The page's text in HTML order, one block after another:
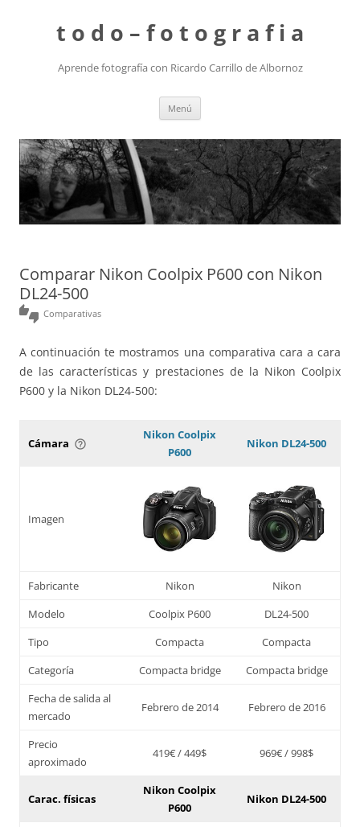
t o d o – f o t o g r a f i a
Aprende fotografía con Ricardo Carrillo de Albornoz
Menú
Comparar Nikon Coolpix P600 con Nikon
DL24-500
thumbs_up_down Comparativas
A continuación te mostramos una comparativa cara a cara
de las características y prestaciones de la Nikon Coolpix
P600 y la Nikon DL24-500:
Cámara help_outline
Nikon Coolpix
P600
Nikon DL24-500
Imagen
Fabricante Nikon
Nikon
Modelo
Coolpix P600
DL24-500
Tipo
Compacta
Compacta
Categoría
Compacta bridge
Compacta bridge
Fecha de salida al
mercado
Febrero de 2014 Febrero de 2016
Precio
aproximado
419€ / 449$ 969€ / 998$
Carac. físicas
Nikon Coolpix
P600
Nikon DL24-500